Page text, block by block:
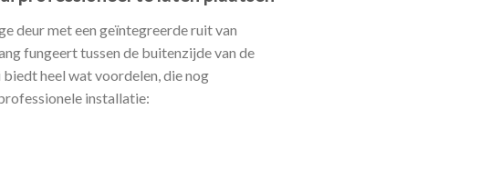
deur met een geïntegreerde ruit van
fungeert tussen de buitenzijde van de
biedt heel wat voordelen, die nog
installatie: